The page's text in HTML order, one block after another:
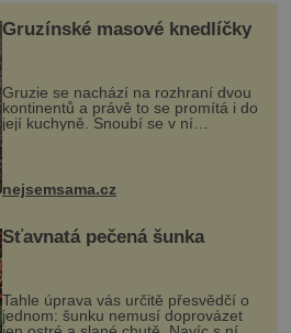
Gruzínské masové knedlíčky
Gruzie se nachází na rozhraní dvou
kontinentů a právě to se promítá i do
její kuchyně. Snoubí se v ní
evropské a asijské chutě a díky tomu
pokrmy, které rozhodně st...
nejsemsama.cz
Šťavnatá pečená šunka
Tahle úprava vás určitě přesvědčí o
jednom: šunku nemusí doprovázet